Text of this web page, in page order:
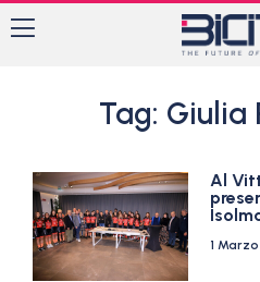
Tag: Giulia
Al
1